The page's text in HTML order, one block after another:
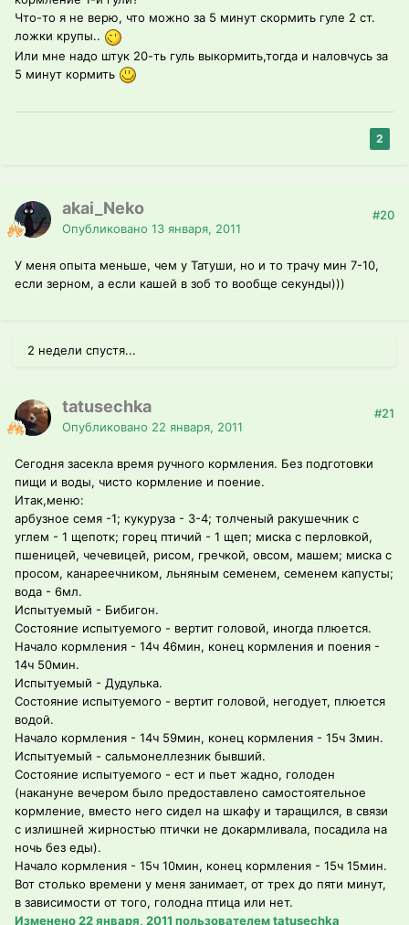
Что-то я не верю, что можно за 5 минут скормить гуле 2 ст.
ложки крупы..
Или мне надо штук 20-ть гуль выкормить,тогда и наловчусь за
5 минут кормить
2
akai_Neko
Опубликовано 13 января, 2011
#20
У меня опыта меньше, чем у Татуши, но и то трачу мин 7-10,
если зерном, а если кашей в зоб то вообще секунды)))
2 недели спустя...
tatusechka
Опубликовано 22 января, 2011
#21
Сегодня засекла время ручного кормления. Без подготовки
пищи и воды, чисто кормление и поение.
Итак,меню:
арбузное семя -1; кукуруза - 3-4; толченый ракушечник с
углем - 1 щепотк; горец птичий - 1 щеп; миска с перловкой,
пшеницей, чечевицей, рисом, гречкой, овсом, машем; миска с
просом, канареечником, льняным семенем, семенем капусты;
вода - 6мл.
Испытуемый - Бибигон.
Состояние испытуемого - вертит головой, иногда плюется.
Начало кормления - 14ч 46мин, конец кормления и поения -
14ч 50мин.
Испытуемый - Дудулька.
Состояние испытуемого - вертит головой, негодует, плюется
водой.
Начало кормления - 14ч 59мин, конец кормления - 15ч 3мин.
Испытуемый - сальмонеллезник бывший.
Состояние испытуемого - ест и пьет жадно, голоден
(накануне вечером было предоставлено самостоятельное
кормление, вместо него сидел на шкафу и таращился, в связи
с излишней жирностью птички не докармливала, посадила на
ночь без еды).
Начало кормления - 15ч 10мин, конец кормления - 15ч 15мин.
Вот столько времени у меня занимает, от трех до пяти минут,
в зависимости от того, голодна птица или нет.
Изменено22 января, 2011 пользователем tatusechka